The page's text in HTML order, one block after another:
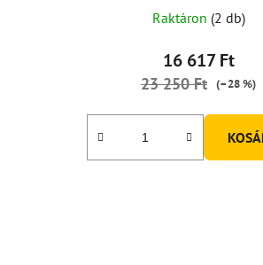
Raktáron (2 db)
16 617 Ft
23 250 Ft (–28 %)